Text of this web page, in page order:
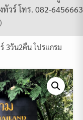
วร์ โทร. 082-6456663
3วัน2คืน โปรแกรม